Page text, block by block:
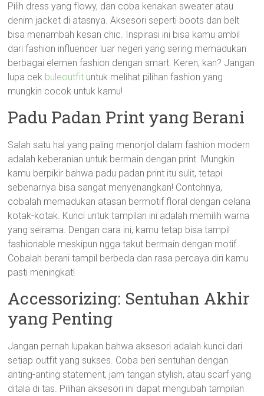
Pilih dress yang flowy, dan coba kenakan sweater atau
denim jacket di atasnya. Aksesori seperti boots dan belt
bisa menambah kesan chic. Inspirasi ini bisa kamu ambil
dari fashion influencer luar negeri yang sering memadukan
berbagai elemen fashion dengan smart. Keren, kan? Jangan
lupa cek buleoutfit untuk melihat pilihan fashion yang
mungkin cocok untuk kamu!
Padu Padan Print yang Berani
Salah satu hal yang paling menonjol dalam fashion modern
adalah keberanian untuk bermain dengan print. Mungkin
kamu berpikir bahwa padu padan print itu sulit, tetapi
sebenarnya bisa sangat menyenangkan! Contohnya,
cobalah memadukan atasan bermotif floral dengan celana
kotak-kotak. Kunci untuk tampilan ini adalah memilih warna
yang seirama. Dengan cara ini, kamu tetap bisa tampil
fashionable meskipun ngga takut bermain dengan motif.
Cobalah berani tampil berbeda dan rasa percaya diri kamu
pasti meningkat!
Accessorizing: Sentuhan Akhir
yang Penting
Jangan pernah lupakan bahwa aksesori adalah kunci dari
setiap outfit yang sukses. Coba beri sentuhan dengan
anting-anting statement, jam tangan stylish, atau scarf yang
ditala di tas. Pilihan aksesori ini dapat mengubah tampilan